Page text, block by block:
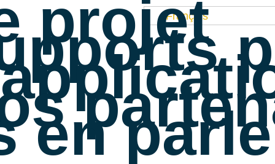
projet
en
Français